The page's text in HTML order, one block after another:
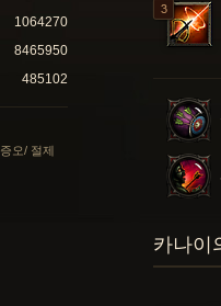
1064270
8465950
485102
증오/ 절제
카나이